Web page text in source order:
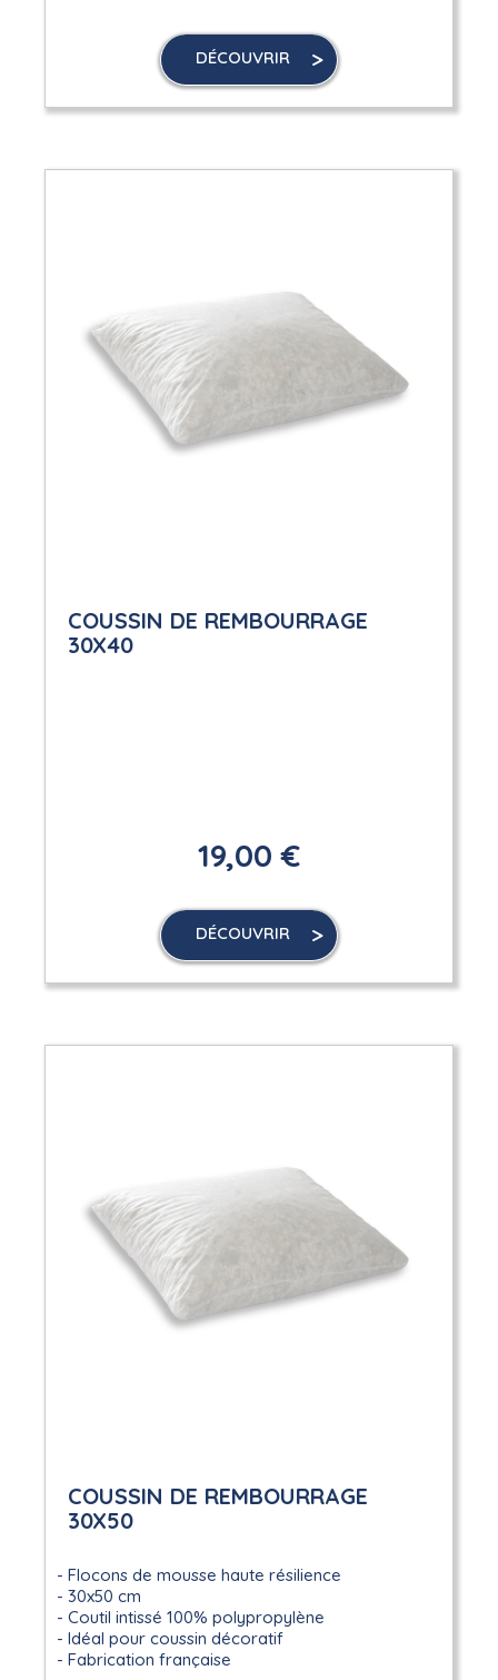
DÉCOUVRIR
COUSSIN DE REMBOURRAGE
30X40
19,00 €
DÉCOUVRIR
COUSSIN DE REMBOURRAGE
30X50
Flocons de mousse haute résilience
30x50 cm
Coutil intissé 100% polypropylène
Idéal pour coussin décoratif
Fabrication française